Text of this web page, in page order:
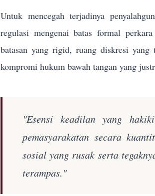
Untuk mencegah terjadinya
regulasi mengenai batas formal
batasan yang rigid, ruang diskresi
kompromi hukum bawah tangan yang
"Esensi keadilan yang
pemasyarakatan secara
sosial yang rusak serta
terampas."